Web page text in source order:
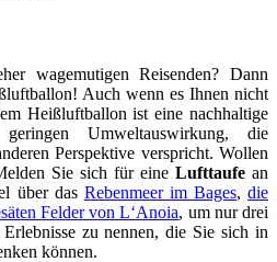
wagemutigen Reisenden? Dann
Auch wenn es Ihnen nicht
Heißluftballon ist eine nachhaltige
Umweltauswirkung, die
Perspektive verspricht. Wollen
Sie sich für eine Lufttaufe an
über das Rebenmeer im Bages,die
Felder von L‘Anoia, um nur drei
zu nennen, die Sie sich in
können.